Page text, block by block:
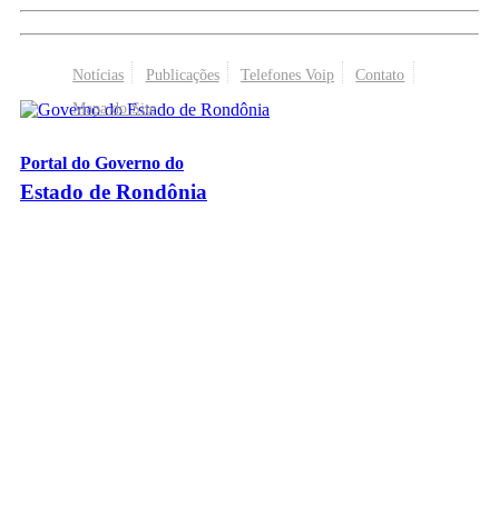
Notícias Publicações Telefones Voip
Contato
Mapa do Site
Portal do Governo do
Estado de Rondônia